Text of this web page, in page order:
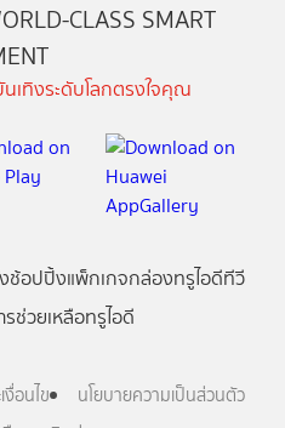
CLASS SMART
เทิงระดับโลกตรงใจคุณ
ช้อปปิ้งแพ็กเกจกล่องทรูไอดีทีวี
ช่วยเหลือทรูไอดี
งื่อนไข
นโยบายความเป็นส่วนตัว